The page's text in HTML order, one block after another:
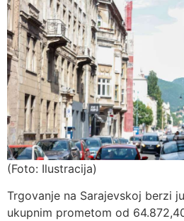
(Foto: Ilustracija)
Trgovanje na Sarajevskoj berzi
ukupnim prometom od